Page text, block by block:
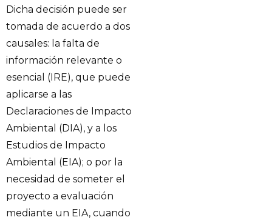
Dicha decisión puede ser
tomada de acuerdo a dos
causales: la falta de
información relevante o
esencial (IRE), que puede
aplicarse a las
Declaraciones de Impacto
Ambiental (DIA), y a los
Estudios de Impacto
Ambiental (EIA); o por la
necesidad de someter el
proyecto a evaluación
mediante un EIA, cuando